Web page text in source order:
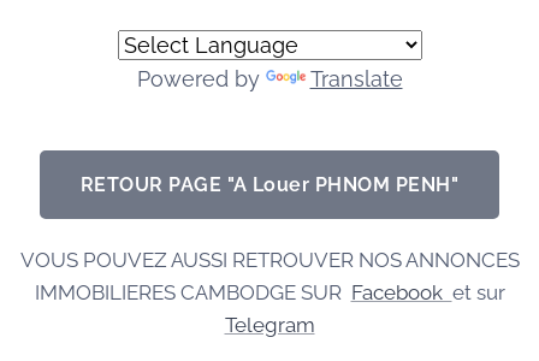
Powered by Translate
RETOUR PAGE "A Louer PHNOM PENH"
VOUS POUVEZ AUSSI RETROUVER NOS ANNONCES
IMMOBILIERES CAMBODGE SUR Facebook et sur
Telegram